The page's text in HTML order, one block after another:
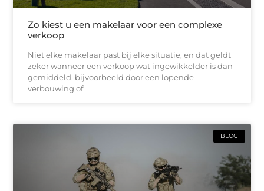
Zo kiest u een makelaar voor een complexe
verkoop
Niet elke makelaar past bij elke situatie, en dat geldt
zeker wanneer een verkoop wat ingewikkelder is dan
gemiddeld, bijvoorbeeld door een lopende
verbouwing of
BLOG